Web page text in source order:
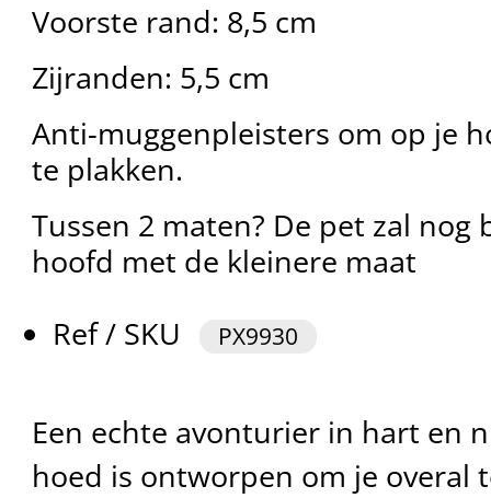
Voorste rand: 8,5 cm
Zijranden: 5,5 cm
Anti-muggenpleisters om op je
te plakken.
Tussen 2 maten? De pet zal nog
hoofd met de kleinere maat
Ref / SKU
PX9930
Een echte avonturier in hart en
hoed is ontworpen om je overal